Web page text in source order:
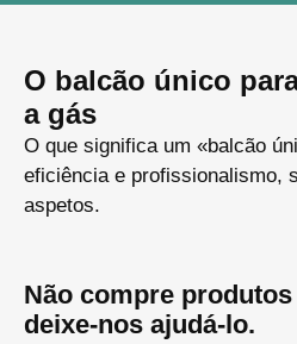
O balcão único
a gás
O que significa um «balcão
eficiência e profissionalismo,
aspetos.
Não compre
deixe-nos ajudá-lo.